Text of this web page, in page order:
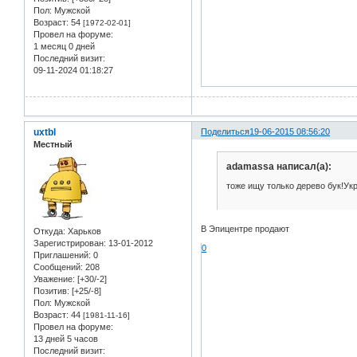
Пол: Мужской
Возраст: 54 [1972-02-01]
Провел на форуме:
1 месяц 0 дней
Последний визит:
09-11-2024 01:18:27
Поделиться19-06-2015 08:56:20
uxtbl
Местный
Откуда: Харьков
Зарегистрирован: 13-01-2012
Приглашений: 0
Сообщений: 208
Уважение: [+30/-2]
Позитив: [+25/-8]
Пол: Мужской
Возраст: 44 [1981-11-16]
Провел на форуме:
13 дней 5 часов
Последний визит:
adamassa написал(а):
тоже ищу только дерево
В Эпицентре продают
0